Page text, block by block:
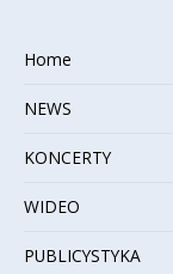
Home
NEWS
KONCERTY
WIDEO
PUBLICYSTYKA